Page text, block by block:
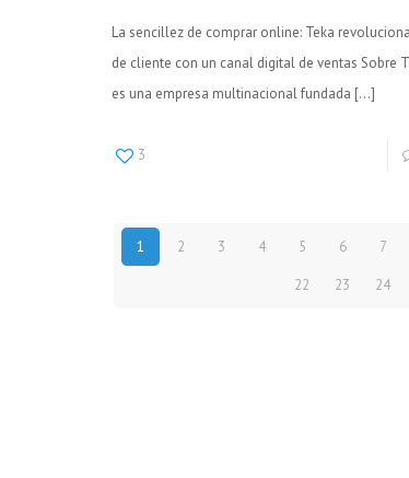
La sencillez de comprar online: Teka
de cliente con un canal digital de ventas Sobre
es una empresa multinacional fundada […]
3
1 2 3 4 5 6 7
22 23 24